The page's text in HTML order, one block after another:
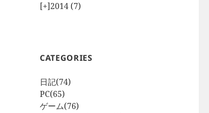
[+]2014 (7)
CATEGORIES
日記(74)
PC(65)
ゲーム(76)